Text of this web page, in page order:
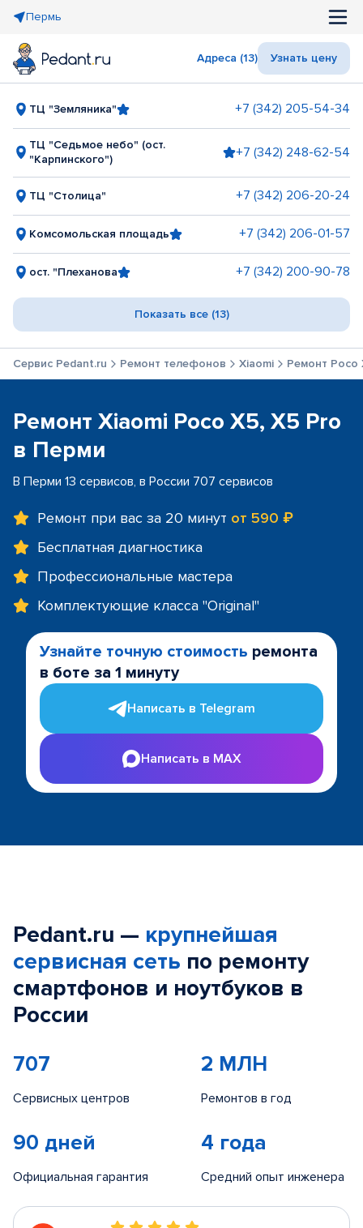
Пермь
Адреса (13) Узнать цену
ТЦ "Земляника" +7 (342) 205-54-34
ТЦ "Седьмое небо" (ост.
"Карпинского")
+7 (342) 248-62-54
ТЦ "Столица" +7 (342) 206-20-24
Комсомольская площадь +7 (342) 206-01-57
ост. "Плеханова +7 (342) 200-90-78
Показать все (13)
Сервис Pedant.ru Ремонт телефонов Xiaomi Ремонт Poco
Ремонт Xiaomi Poco X5, X5 Pro
в Перми
В Перми 13 сервисов, в России 707 сервисов
Ремонт при вас за 20 минут от 590 ₽
Бесплатная диагностика
Профессиональные мастера
Комплектующие класса "Original"
Узнайте точную стоимость ремонта
в боте за 1 минуту
Написать в Telegram
Написать в MAX
Pedant.ru — крупнейшая
сервисная сеть по ремонту
смартфонов и ноутбуков в
России
707
Сервисных центров
2 МЛН
Ремонтов в год
90 дней
Официальная гарантия
4 года
Средний опыт инженера